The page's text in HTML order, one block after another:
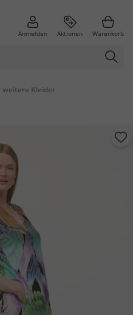
Anmelden Aktionen Warenkorb
weitere Kleider